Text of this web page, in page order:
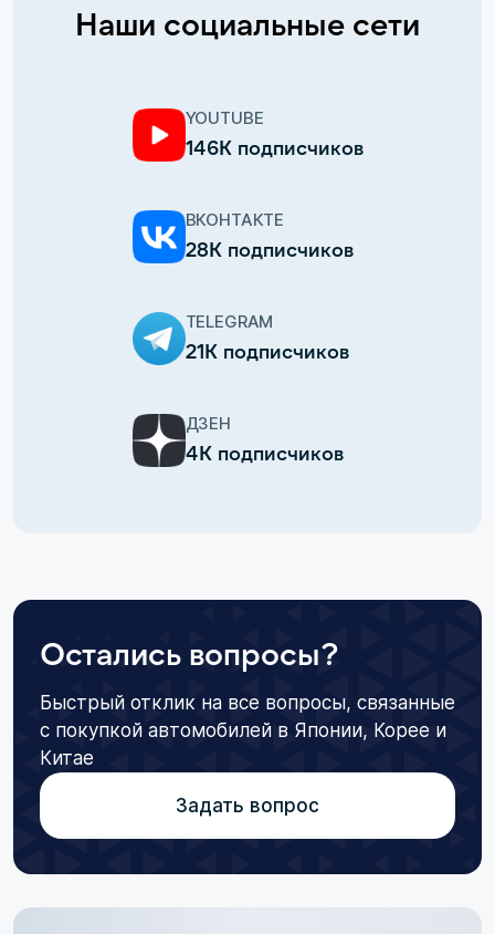
Наши социальные сети
YOUTUBE
146К подписчиков
ВКОНТАКТЕ
28К подписчиков
TELEGRAM
21К подписчиков
ДЗЕН
4К подписчиков
Остались вопросы?
Быстрый отклик на все вопросы, связанные
с покупкой автомобилей в Японии, Корее и
Китае
Задать вопрос